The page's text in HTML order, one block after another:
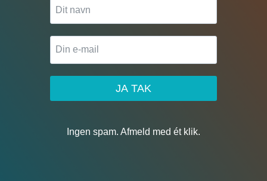
JA TAK
Ingen spam. Afmeld med ét klik.